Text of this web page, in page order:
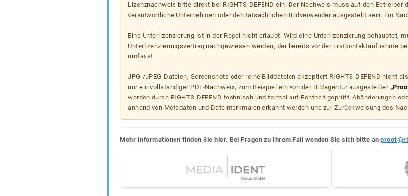
Lizenznachweis bitte direkt bei RIGHTS-DEFEND ein. Der Nachweis muss auf den Betreiber
verantwortliche Unternehmen oder den tatsächlichen Bildverwender ausgestellt sein. Ein
Eine Unterlizenzierung ist in der Regel nicht erlaubt. Wird eine Unterlizenzierung behauptet,
Unterlizenzierungsvertrag nachgewiesen werden, der bereits vor der Erstkontaktaufnahme
umfasst.
JPG-/JPEG-Dateien, Screenshots oder reine Bilddateien akzeptiert RIGHTS-DEFEND nicht
nur ein vollständiger PDF-Nachweis, zum Beispiel ein von der Bildagentur ausgestellter
werden durch RIGHTS-DEFEND technisch und formal auf Echtheit geprüft. Abänderungen
anhand von Metadaten und Dateimerkmalen erkannt werden und zur Zurückweisung des
Mehr Informationen finden Sie hier. Bei Fragen zu Ihrem Fall wenden Sie sich bitte an